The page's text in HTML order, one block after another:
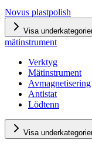
Novus plastpolish
Visa
mätinstrument
Verktyg
Mätinstrument
Avmagnetisering
Antistat
Lödtenn
Visa